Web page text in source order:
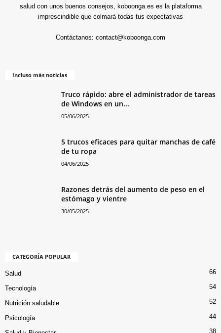
salud con unos buenos consejos, koboonga.es es la plataforma
imprescindible que colmará todas tus expectativas
Contáctanos: contact@koboonga.com
Incluso más noticias
Truco rápido: abre el administrador de tareas
de Windows en un...
05/06/2025
5 trucos eficaces para quitar manchas de café
de tu ropa
04/06/2025
Razones detrás del aumento de peso en el
estómago y vientre
30/05/2025
CATEGORÍA POPULAR
Salud 66
Tecnología 54
Nutrición saludable 52
Psicología 44
38